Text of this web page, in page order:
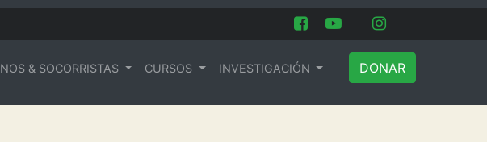
& SOCORRISTAS CURSOS INVESTIGACIÓN DONAR